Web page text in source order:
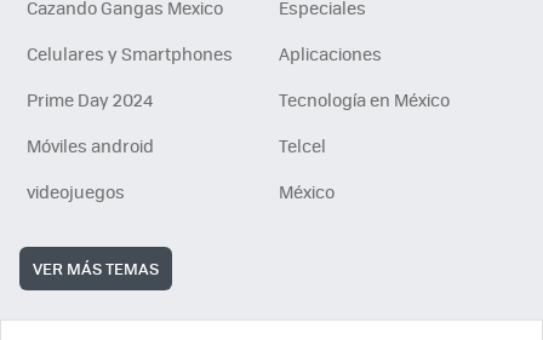
Cazando Gangas Mexico
Especiales
Celulares y Smartphones
Aplicaciones
Prime Day 2024
Tecnología en México
Móviles android
Telcel
videojuegos
México
VER MÁS TEMAS